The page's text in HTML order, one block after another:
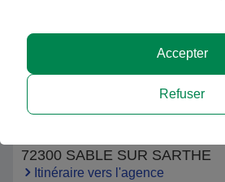
MMA SABLE SUR
VETTIER
72300 SABLE SUR SARTHE
Itinéraire vers l'agence
Refuser
Accepter